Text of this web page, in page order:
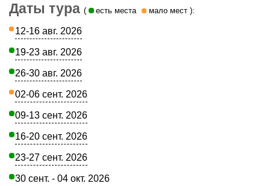
Даты тура ( есть места мало мест ):
12-16 авг. 2026
19-23 авг. 2026
26-30 авг. 2026
02-06 сент. 2026
09-13 сент. 2026
16-20 сент. 2026
23-27 сент. 2026
30 сент. - 04 окт. 2026